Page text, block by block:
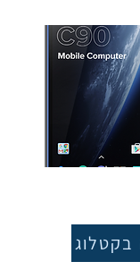
בקטלוג